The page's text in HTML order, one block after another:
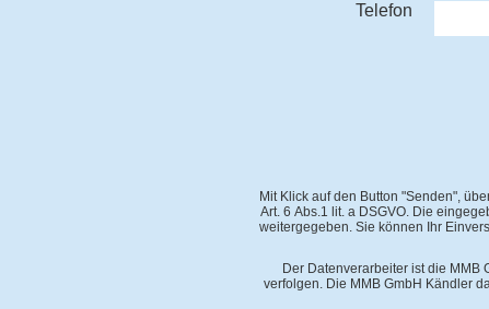
Telefon
Mit Klick auf den Button "Senden",
Art. 6 Abs.1 lit. a DSGVO. Die
weitergegeben. Sie können Ihr
Der Datenverarbeiter ist die MMB
verfolgen. Die MMB GmbH Kändler